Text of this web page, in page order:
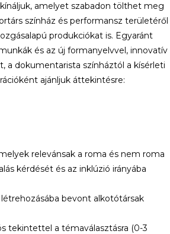
amelyet szabadon tölthet meg
színház és performansz területéről
produkciókat is. Egyaránt
és az új formanyelvvel, innovatív
dokumentarista színháztól a kísérleti
ajánljuk áttekintésre:
relevánsak a roma és nem roma
kérdését és az inklúzió irányába
bevont alkotótársak
tekintettel a témaválasztásra (0-3